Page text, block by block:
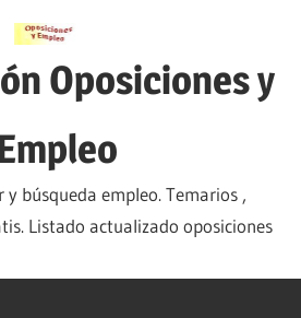
Oposiciones y
búsqueda empleo. Temarios ,
Listado actualizado oposiciones